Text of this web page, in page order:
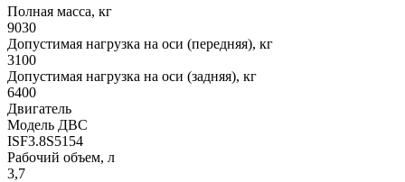
Полная масса, кг
9030
Допустимая нагрузка на оси (передняя), кг
3100
Допустимая нагрузка на оси (задняя), кг
6400
Двигатель
Модель ДВС
ISF3.8S5154
Рабочий объем, л
3,7